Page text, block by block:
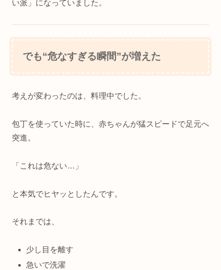
い派」になっていました。
でも“危なすぎる瞬間”が増えた
考えが変わったのは、料理中でした。
包丁を使っていた時に、赤ちゃんが猛スピードで足元へ
突進。
「これは危ない…」
と本気でヒヤッとしたんです。
それまでは、
少し目を離す
急いで洗濯